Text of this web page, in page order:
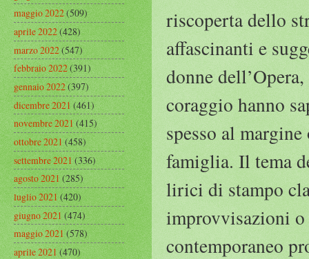
riscoperta dello
affascinanti e
donne
coraggio hanno
spesso al
famiglia. Il tema
lirici di stampo
improvvisazioni
contemporaneo
maggio 2022(509)
aprile 2022(428)
marzo 2022(547)
febbraio 2022(391)
gennaio 2022(397)
dicembre 2021(461)
novembre 2021(415)
ottobre 2021(458)
settembre 2021(336)
agosto 2021(285)
luglio 2021(420)
giugno 2021(474)
maggio 2021(578)
aprile 2021(470)